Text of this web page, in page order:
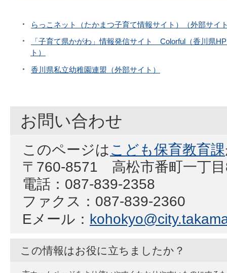
らっこネット（たかまつ子育て情報サイト）（外部サイ
「子育て県かがわ」情報発信サイト Colorful（香川県
ト）
香川県私立幼稚園連盟（外部サイト）
お問い合わせ
このページはこども保育教育課
〒760-8571 高松市番町一丁
電話：087-839-2358
ファクス：087-839-2360
Eメール：
この情報はお役に立ちましたか？